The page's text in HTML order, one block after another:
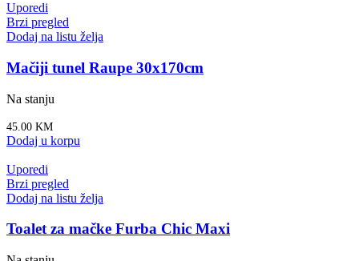
Uporedi
Brzi pregled
Dodaj na listu želja
Mačiji tunel Raupe 30x170cm
Na stanju
45.00 KM
Dodaj u korpu
Uporedi
Brzi pregled
Dodaj na listu želja
Toalet za mačke Furba Chic Maxi